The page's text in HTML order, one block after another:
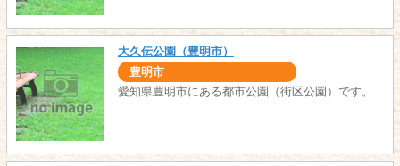
大久伝公園（豊明市）
豊明市
愛知県豊明市にある都市公園（街区公園）です。